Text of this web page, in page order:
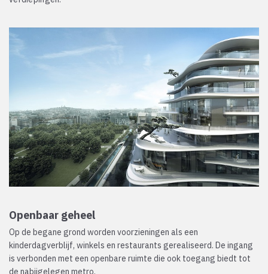
Openbaar geheel
Op de begane grond worden voorzieningen als een
kinderdagverblijf, winkels en restaurants gerealiseerd. De ingang
is verbonden met een openbare ruimte die ook toegang biedt tot
de nabijgelegen metro.